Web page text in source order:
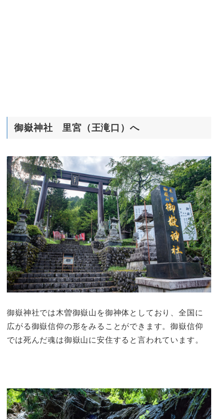
御嶽神社 里宮（王滝口）へ
御嶽神社では木曽御嶽山を御神体としており、全国に
広がる御嶽信仰の形をみることができます。御嶽信仰
では死んだ魂は御嶽山に安住すると言われています。